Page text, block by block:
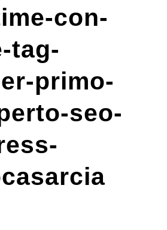
con-
tag-
primo-
seo-